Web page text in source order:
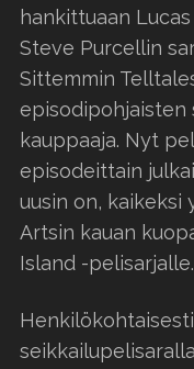
hankittuaan
Steve Purcellin
Sittemmin
episodipohjaisten
kauppaaja. Nyt
episodeittain
uusin on, kaikeksi
Artsin kauan
Island -pelisarjalle.